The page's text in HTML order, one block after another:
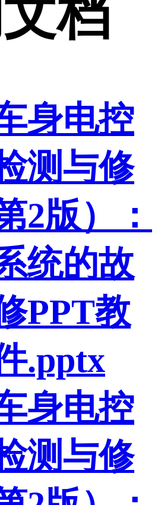
档
身电控
测与修
2版）：
统的故
PPT教
.pptx
身电控
测与修